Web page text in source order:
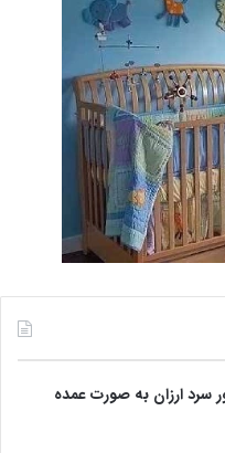
سرد ارزان به صورت عمده